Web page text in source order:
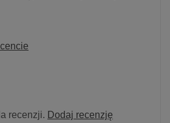
recenzji. Dodaj recenzję